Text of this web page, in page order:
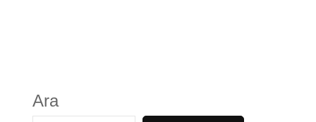
SANAT
Ara